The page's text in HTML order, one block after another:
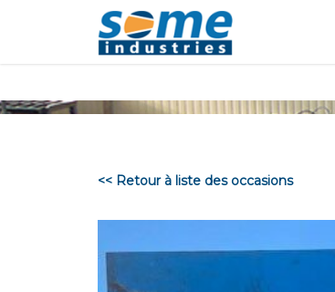
<< Retour à liste des occasions